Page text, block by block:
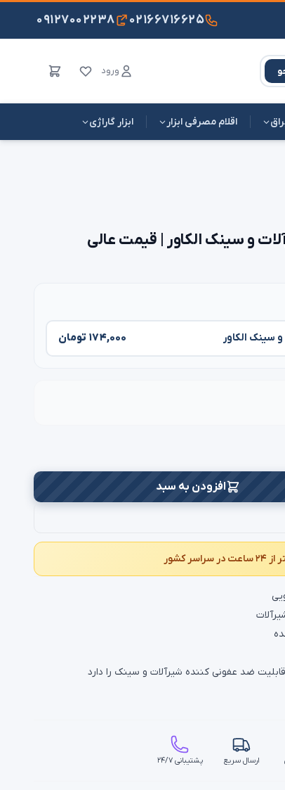
۰۲۱۶۶۷۱۶۶۲۵ ۰۹۱۲۷۰۰۲۲۳۸
ورود
اقلام مصرفی ابزار ابزار گاراژی
و سینک الکاور | قیمت عالی
سینک الکاور ۱۷۴,۰۰۰ تومان
افزودن به سبد
قابلیت ضد عفونی کننده شیرآلات و سینک را دارد
ارسال سریع پشتیبانی ۲۴/۷